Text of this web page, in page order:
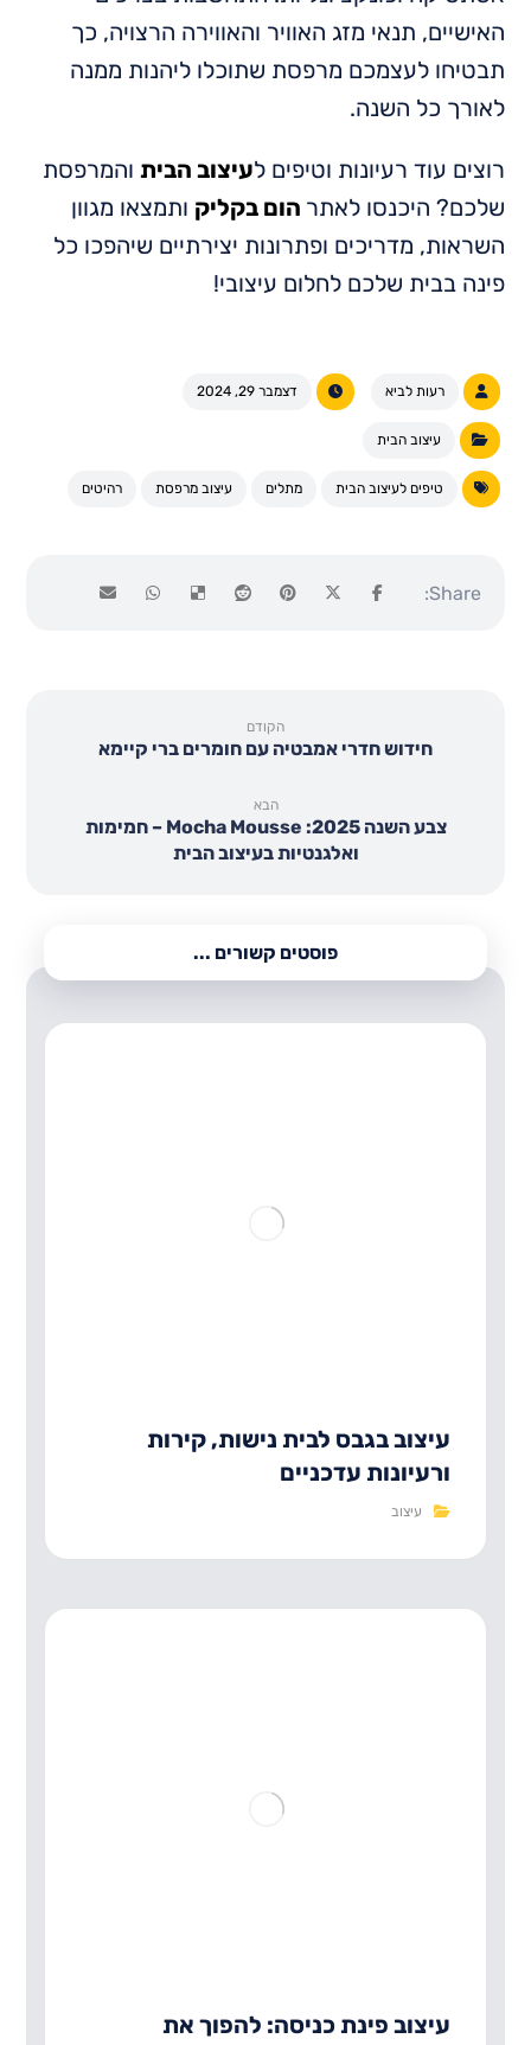
האישיים, תנאי מזג האוויר והאווירה הרצויה, כך
תבטיחו לעצמכם מרפסת שתוכלו ליהנות ממנה
לאורך כל השנה.
רוצים עוד רעיונות וטיפים לעיצוב הבית והמרפסת
שלכם? היכנסו לאתר הום בקליק ותמצאו מגוון
השראות, מדריכים ופתרונות יצירתיים שיהפכו כל
פינה בבית שלכם לחלום עיצובי!
רעות לביא דצמבר 29, 2024
עיצוב הבית
טיפים לעיצוב הבית מתלים עיצוב מרפסת רהיטים
הקודם
חידוש חדרי אמבטיה עם חומרים ברי קיימא
הבא
צבע השנה 2025: Mocha Mousse – חמימות
ואלגנטיות בעיצוב הבית
פוסטים קשורים ...
עיצוב בגבס לבית נישות, קירות
ורעיונות עדכניים
עיצוב
עיצוב פינת כניסה: להפוך את